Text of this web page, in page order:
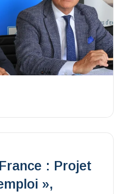
: Projet
»,